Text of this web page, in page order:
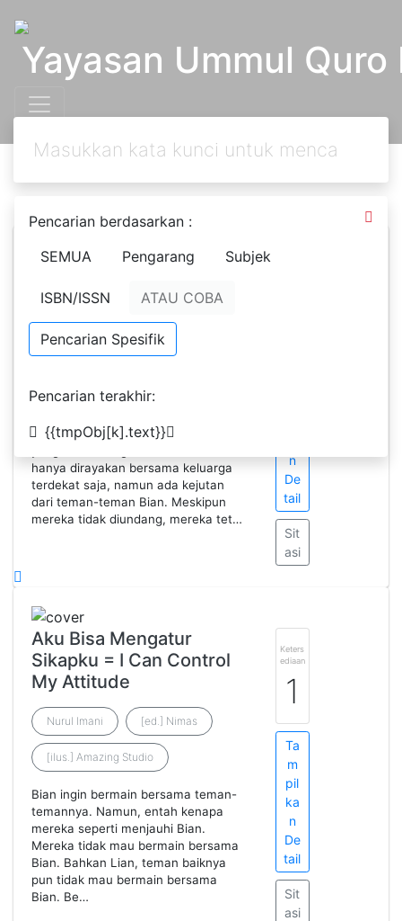
Yayasan Ummul Quro
Pencarian berdasarkan :
SEMUA
Pengarang Subjek
ISBN/ISSN ATAU COBA
Pencarian Spesifik
Pencarian terakhir:
{{tmpObj[k].text}}
Amarahku = I Can
Control My Anger
Nurul Imani [ed.] Nimas
[ilus.] Amazing Studio
Bian sedang merayakan ulang tahun
hanya dirayakan bersama keluarga
terdekat saja, namun ada kejutan
dari teman-teman Bian. Meskipun
mereka tidak diundang, mereka tet…
n
De
tail
Sit
asi
Aku Bisa Mengatur
Sikapku = I Can Control
My Attitude
Nurul Imani [ed.] Nimas
[ilus.] Amazing Studio
Bian ingin bermain bersama teman-
temannya. Namun, entah kenapa
mereka seperti menjauhi Bian.
Mereka tidak mau bermain bersama
Bian. Bahkan Lian, teman baiknya
pun tidak mau bermain bersama
Bian. Be…
Keters
ediaan
1
Ta
m
pil
ka
n
De
tail
Sit
asi